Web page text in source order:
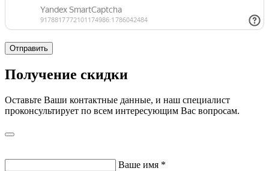
Отправить
Получение скидки
Оставьте Ваши контактные данные, и наш специалист
проконсультирует по всем интересующим Вас вопросам.
Ваше имя *